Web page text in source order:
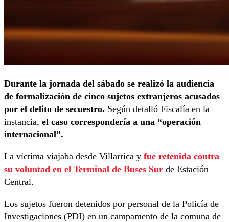
Durante la jornada del sábado se realizó la audiencia
de formalización de cinco sujetos extranjeros acusados
por el delito de secuestro. Según detalló Fiscalía en la
instancia, el caso correspondería a una “operación
internacional”.
La víctima viajaba desde Villarrica y fue retenida contra
su voluntad en el Terminal de Buses Sur de Estación
Central.
Los sujetos fueron detenidos por personal de la Policía de
Investigaciones (PDI) en un campamento de la comuna de